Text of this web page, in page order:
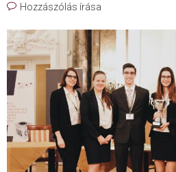
Hozzászólás írása